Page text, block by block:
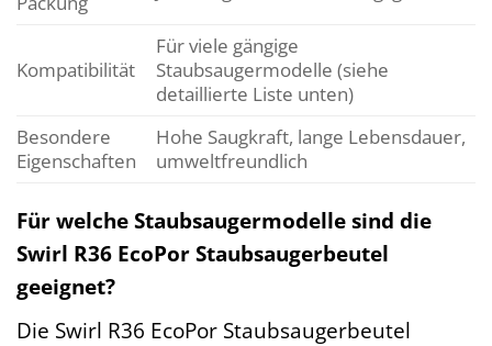
Kompatibilität
Für viele gängige
Staubsaugermodelle (siehe
detaillierte Liste unten)
Besondere
Eigenschaften
Hohe Saugkraft, lange Lebensdauer,
umweltfreundlich
Für welche Staubsaugermodelle sind die
Swirl R36 EcoPor Staubsaugerbeutel
geeignet?
Die Swirl R36 EcoPor Staubsaugerbeutel